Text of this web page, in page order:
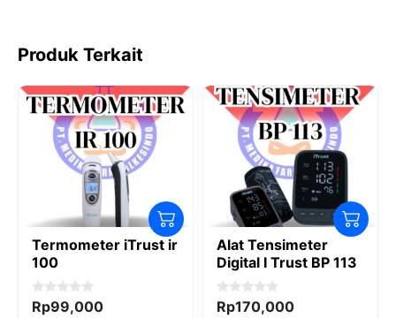
Produk Terkait
Termometer iTrust ir
100
0
o
Rp99,000
Alat Tensimeter
Digital I Trust BP 113
0
o
Rp170,000